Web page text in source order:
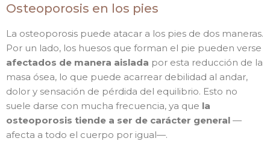
Osteoporosis en los pies
La osteoporosis puede atacar a los pies de dos maneras.
Por un lado, los huesos que forman el pie pueden verse
afectados de manera aislada por esta reducción de la
masa ósea, lo que puede acarrear debilidad al andar,
dolor y sensación de pérdida del equilibrio. Esto no
suele darse con mucha frecuencia, ya que la
osteoporosis tiende a ser de carácter general —
afecta a todo el cuerpo por igual—.